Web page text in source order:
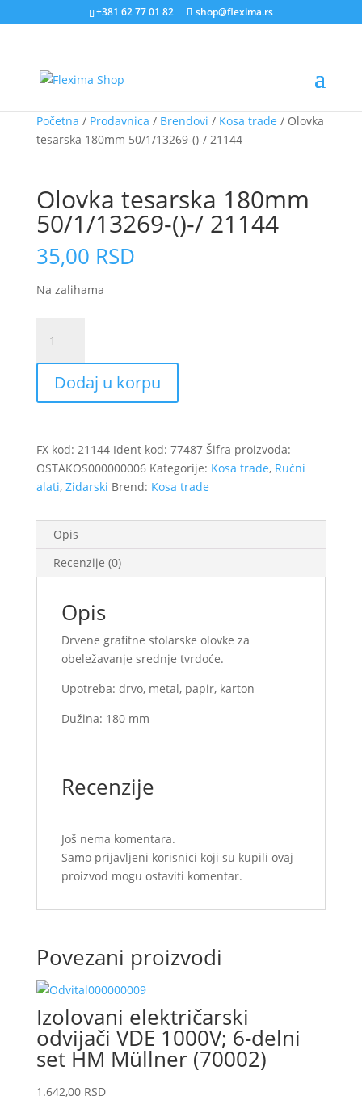
+381 62 77 01 82 shop@flexima.rs
Početna / Prodavnica / Brendovi / Kosa trade / Olovka
tesarska 180mm 50/1/13269-()-/ 21144
Olovka tesarska 180mm
50/1/13269-()-/ 21144
35,00 RSD
Na zalihama
tesarska
180mm
50/1/13269-
()-/
količina
Dodaj u korpu
FX kod: 21144 Ident kod: 77487 Šifra proizvoda:
OSTAKOS000000006 Kategorije: Kosa trade, Ručni
alati, Zidarski Brend: Kosa trade
Opis
Recenzije (0)
Opis
Drvene grafitne stolarske olovke za
obeležavanje srednje tvrdoće.
Upotreba: drvo, metal, papir, karton
Dužina: 180 mm
Recenzije
Još nema komentara.
Samo prijavljeni korisnici koji su kupili ovaj
proizvod mogu ostaviti komentar.
Povezani proizvodi
Izolovani električarski
odvijači VDE 1000V; 6-delni
set HM Müllner (70002)
1.642,00 RSD